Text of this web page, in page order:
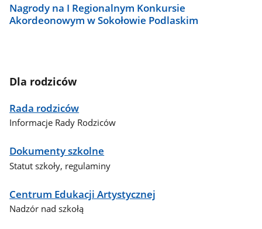
Nagrody na I Regionalnym Konkursie
Akordeonowym w Sokołowie Podlaskim
Dla rodziców
Rada rodziców
Informacje Rady Rodziców
Dokumenty szkolne
Statut szkoły, regulaminy
Centrum Edukacji Artystycznej
Nadzór nad szkołą